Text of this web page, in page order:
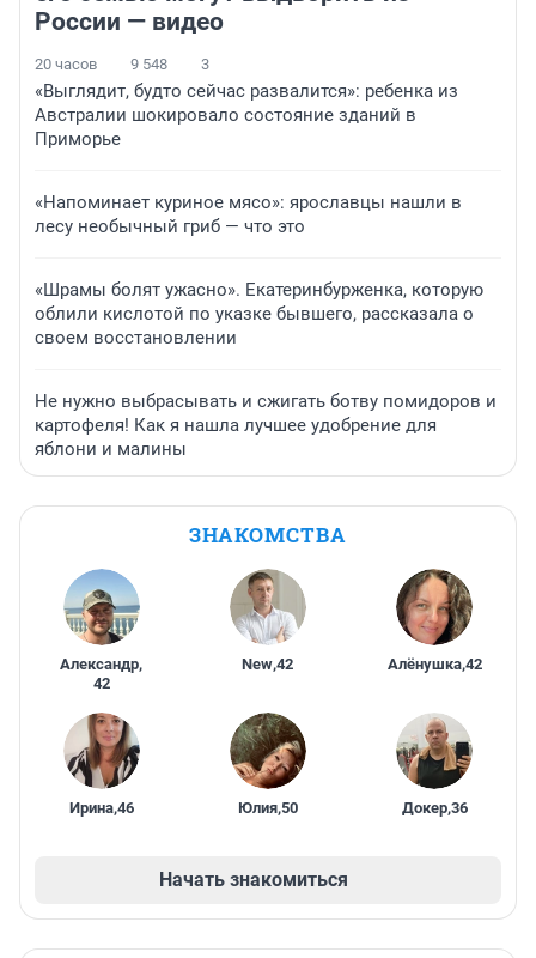
России — видео
20 часов 9 548 3
«Выглядит, будто сейчас развалится»: ребенка из
Австралии шокировало состояние зданий в
Приморье
«Напоминает куриное мясо»: ярославцы нашли в
лесу необычный гриб — что это
«Шрамы болят ужасно». Екатеринбурженка, которую
облили кислотой по указке бывшего, рассказала о
своем восстановлении
Не нужно выбрасывать и сжигать ботву помидоров и
картофеля! Как я нашла лучшее удобрение для
яблони и малины
ЗНАКОМСТВА
Александр,
42
New,42 Алёнушка,42
Ирина,46 Юлия,50 Докер,36
Начать знакомиться